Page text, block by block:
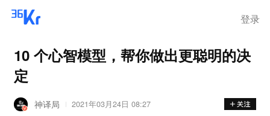
登录
10 个心智模型，帮你做出更聪明的决
定
神译局 2021年03月24日 08:27